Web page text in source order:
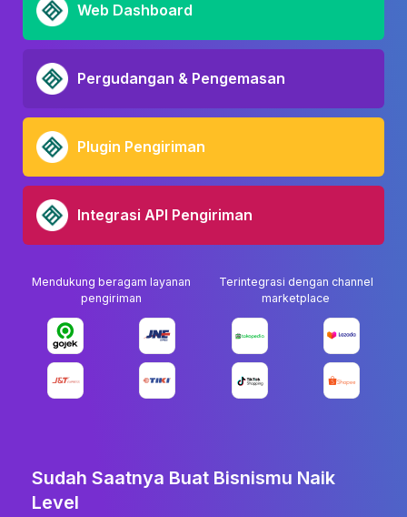
Web Dashboard
Pergudangan & Pengemasan
Plugin Pengiriman
Integrasi API Pengiriman
Mendukung beragam layanan
pengiriman
Terintegrasi dengan channel
marketplace
Sudah Saatnya Buat Bisnismu Naik
Level